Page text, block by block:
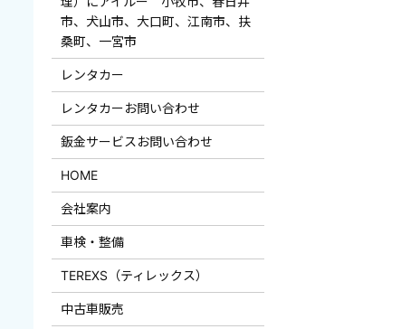
市、犬山市、大口町、江南市、扶
桑町、一宮市
レンタカー
レンタカーお問い合わせ
鈑金サービスお問い合わせ
HOME
会社案内
車検・整備
TEREXS（ティレックス）
中古車販売